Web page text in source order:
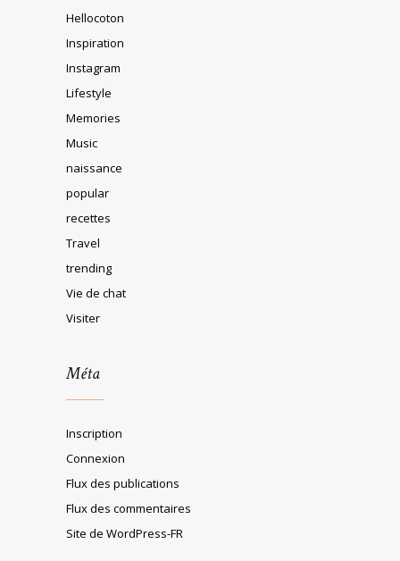
Hellocoton
Inspiration
Instagram
Lifestyle
Memories
Music
naissance
popular
recettes
Travel
trending
Vie de chat
Visiter
Méta
Inscription
Connexion
Flux des publications
Flux des commentaires
Site de WordPress-FR